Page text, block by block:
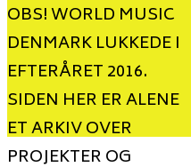
OBS! WORLD MUSIC
DENMARK LUKKEDE I
EFTERÅRET 2016.
SIDEN HER ER ALENE
ET ARKIV OVER
PROJEKTER OG